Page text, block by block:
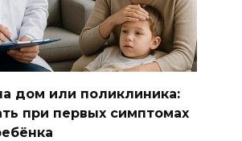
дом или поликлиника:
при первых симптомах